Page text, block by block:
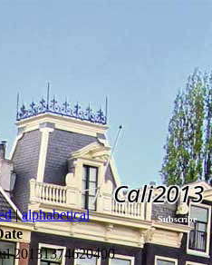
Subscribe
Cali2013
| alphabetical
20131374620400